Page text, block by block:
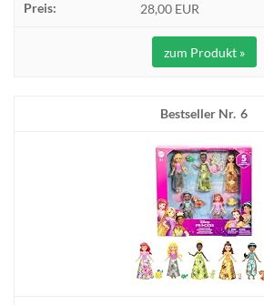
28,00 EUR
zum Produkt »
6